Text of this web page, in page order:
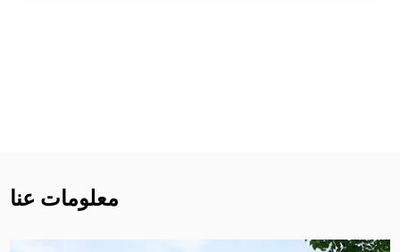
معلومات عنا